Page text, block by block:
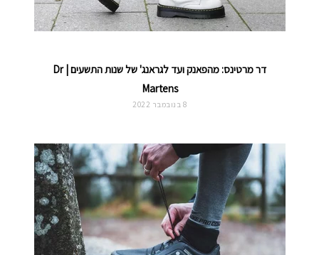
דר מרטינס: מהפאנק ועד לגראנג' של שנות התשעים | Dr
Martens
8 בנובמבר 2022